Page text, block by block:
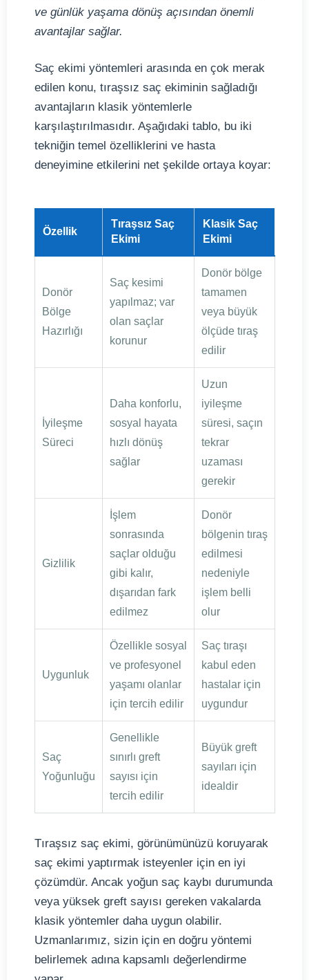
ve günlük yaşama dönüş açısından önemli
avantajlar sağlar.
Saç ekimi yöntemleri arasında en çok merak
edilen konu, tıraşsız saç ekiminin sağladığı
avantajların klasik yöntemlerle
karşılaştırılmasıdır. Aşağıdaki tablo, bu iki
tekniğin temel özelliklerini ve hasta
deneyimine etkilerini net şekilde ortaya koyar:
Özellik
Tıraşsız Saç
Ekimi
Klasik Saç
Ekimi
Donör
Bölge
Hazırlığı
Saç kesimi
yapılmaz; var
olan saçlar
korunur
Donör bölge
tamamen
veya büyük
ölçüde tıraş
edilir
İyileşme
Süreci
Daha konforlu,
sosyal hayata
hızlı dönüş
sağlar
Uzun
iyileşme
süresi, saçın
tekrar
uzaması
gerekir
Gizlilik
İşlem
sonrasında
saçlar olduğu
gibi kalır,
dışarıdan fark
edilmez
Donör
bölgenin tıraş
edilmesi
nedeniyle
işlem belli
olur
Uygunluk
Özellikle sosyal
ve profesyonel
yaşamı olanlar
için tercih edilir
Saç tıraşı
kabul eden
hastalar için
uygundur
Saç
Yoğunluğu
Genellikle
sınırlı greft
sayısı için
tercih edilir
Büyük greft
sayıları için
idealdir
Tıraşsız saç ekimi, görünümünüzü koruyarak
saç ekimi yaptırmak isteyenler için en iyi
çözümdür. Ancak yoğun saç kaybı durumunda
veya yüksek greft sayısı gereken vakalarda
klasik yöntemler daha uygun olabilir.
Uzmanlarımız, sizin için en doğru yöntemi
belirlemek adına kapsamlı değerlendirme